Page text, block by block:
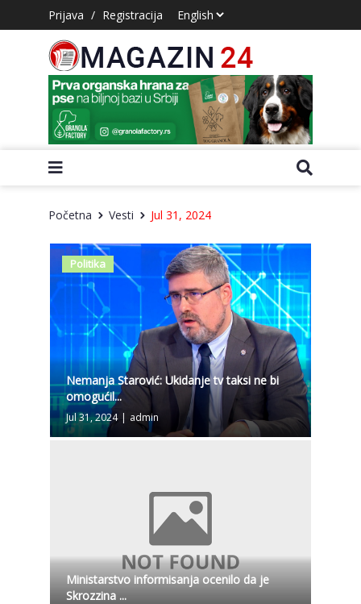
Prijava / Registracija
Početna Vesti Jul 31, 2024
Politika
Nemanja Starović: Ukidanje tv taksi ne bi
omogućil...
Jul 31, 2024 | admin
Ministarstvo informisanja ocenilo da je
Skrozzina ...